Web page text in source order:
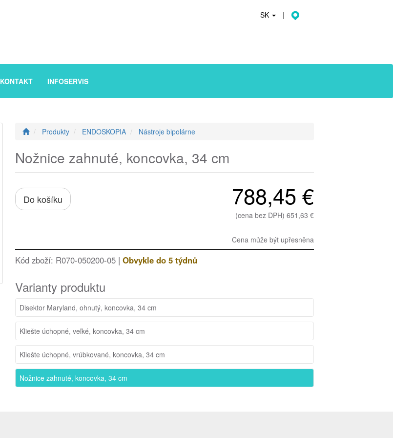
SK |
KONTAKT INFOSERVIS
Produkty ENDOSKOPIA Nástroje bipolárne
Nožnice zahnuté, koncovka, 34 cm
Do košíku 788,45 €
(cena bez DPH) 651,63 €
Cena může být upřesněna
Kód zboží: R070-050200-05 | Obvykle do 5 týdnů
Varianty produktu
Disektor Maryland, ohnutý, koncovka, 34 cm
Kliešte úchopné, veľké, koncovka, 34 cm
Kliešte úchopné, vrúbkované, koncovka, 34 cm
Nožnice zahnuté, koncovka, 34 cm